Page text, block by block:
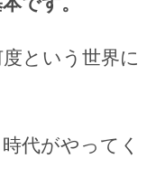
という世界に
代がやってく